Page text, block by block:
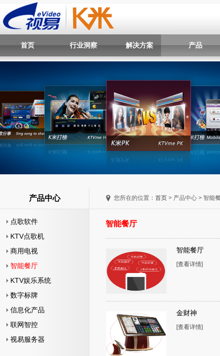
首页 行业洞察 解决方案 产品
产品中心
点歌软件
KTV点歌机
商用电视
智能餐厅
KTV娱乐系统
数字标牌
信息化产品
联网智控
视易服务器
您所在的位置： 首页 > 产品中心 > 智能
智能餐厅
智能餐厅
[查看详情]
金财神
[查看详情]